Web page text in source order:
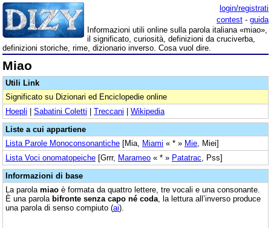
login/registrati
contest - guida
Informazioni utili online sulla parola italiana «miao»,
il significato, curiosità, definizioni da cruciverba,
definizioni storiche, rime, dizionario inverso. Cosa vuol dire.
Miao
Utili Link
Significato su Dizionari ed Enciclopedie online
Hoepli | Sabatini Coletti | Treccani | Wikipedia
Liste a cui appartiene
Lista Parole Monoconsonantiche [Mia, Miami « * » Mie , Miei]
Lista Voci onomatopeiche [Grrr, Marameo « * » Patatrac , Pss]
Informazioni di base
La parola miao è formata da quattro lettere, tre vocali e una consonante.
È una parola bifronte senza capo né coda , la lettura all’inverso produce
una parola di senso compiuto (ai).